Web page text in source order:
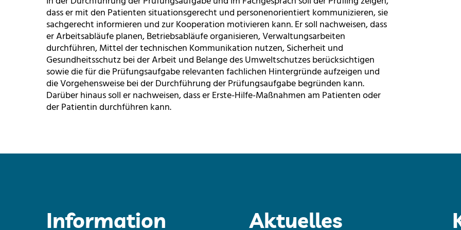
dass er mit den Patienten situationsgerecht und personenorientiert kommunizieren, sie
sachgerecht informieren und zur Kooperation motivieren kann. Er soll nachweisen, dass
er Arbeitsabläufe planen, Betriebsabläufe organisieren, Verwaltungsarbeiten
durchführen, Mittel der technischen Kommunikation nutzen, Sicherheit und
Gesundheitsschutz bei der Arbeit und Belange des Umweltschutzes berücksichtigen
sowie die für die Prüfungsaufgabe relevanten fachlichen Hintergründe aufzeigen und
die Vorgehensweise bei der Durchführung der Prüfungsaufgabe begründen kann.
Darüber hinaus soll er nachweisen, dass er Erste-Hilfe-Maßnahmen am Patienten oder
der Patientin durchführen kann.
Information Aktuelles